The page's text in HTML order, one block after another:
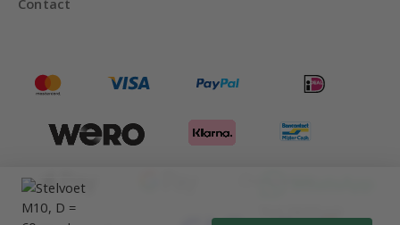
Contact